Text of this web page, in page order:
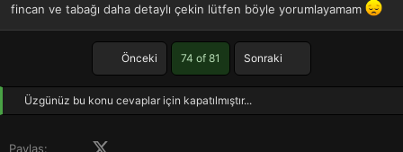
fincan ve tabağı daha detaylı çekin lütfen böyle yorumlayamam
Önceki 74 of 81 Sonraki
Üzgünüz bu konu cevaplar için kapatılmıştır...
Paylaş: Facebook